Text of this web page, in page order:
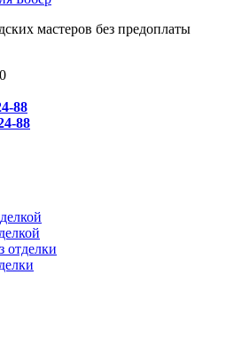
мастеров без предоплаты
88
88
отделки